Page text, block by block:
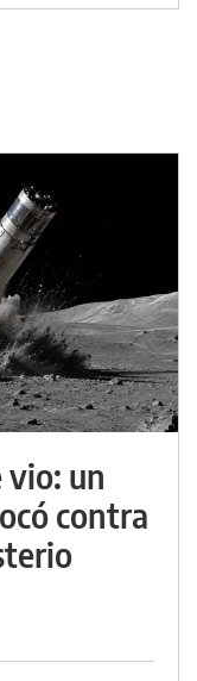
vio: un
contra